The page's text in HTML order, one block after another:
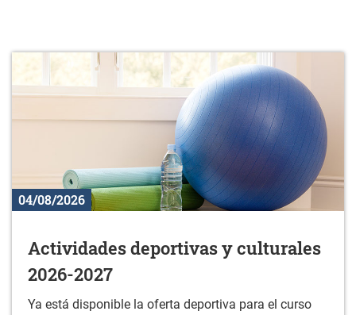
04/08/2026
Actividades deportivas y culturales
2026-2027
Ya está disponible la oferta deportiva para el curso